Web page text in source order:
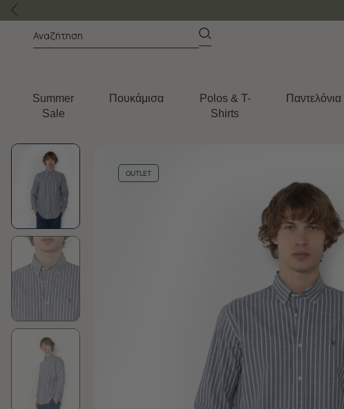
Summer
Sale
Πουκάμισα
Polos & T-
Shirts
Παντελόνια
OUTLET